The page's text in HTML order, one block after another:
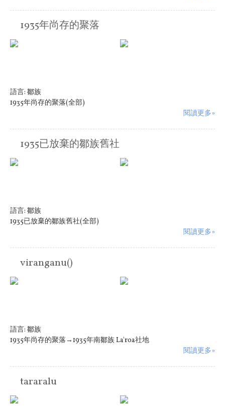
1935年尚存的聚落
語言: 鄒族
1935年尚存的聚落(全部)
閱讀更多»
1935已放棄的鄒族舊社
語言: 鄒族
1935已放棄的鄒族舊社(全部)
閱讀更多»
viranganu()
語言: 鄒族
1935年尚存的聚落→1935年南鄒族 La'roa社地
閱讀更多»
tararalu